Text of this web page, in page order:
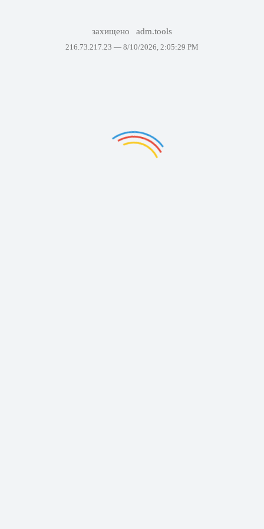
захищено adm.tools
216.73.217.23 — 8/10/2026, 2:05:29 PM